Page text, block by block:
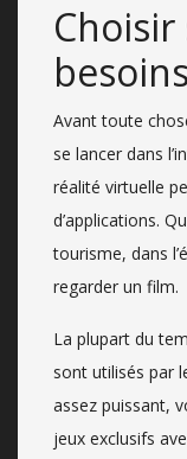
Choisir
besoins
Avant toute
se lancer dans
réalité virtuelle
d’applications.
tourisme, dans
regarder un film.
La plupart du
sont utilisés par
assez puissant,
jeux exclusifs